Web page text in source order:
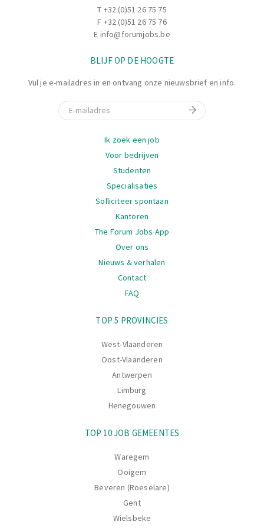
T +32 (0)51 26 75 75
F +32 (0)51 26 75 76
E info@forumjobs.be
BLIJF OP DE HOOGTE
Vul je e-mailadres in en ontvang onze nieuwsbrief en info.
E-mail
Ik zoek een job
Voor bedrijven
Studenten
Specialisaties
Solliciteer spontaan
Kantoren
The Forum Jobs App
Over ons
Nieuws & verhalen
Contact
FAQ
TOP 5 PROVINCIES
West-Vlaanderen
Oost-Vlaanderen
Antwerpen
Limburg
Henegouwen
TOP 10 JOB GEMEENTES
Waregem
Ooigem
Beveren (Roeselare)
Gent
Wielsbeke